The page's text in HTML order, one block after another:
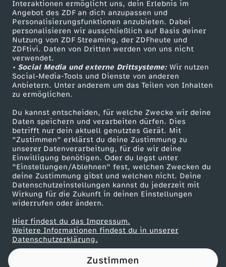
Interaktionen ermöglicht uns, dein Erlebnis im
Angebot des ZDF an dich anzupassen und
Personalisierungsfunktionen anzubieten. Dabei
personalisieren wir ausschließlich auf Basis deiner
Nutzung von ZDF Streaming, der ZDFheute und
ZDFtivi. Daten von Dritten werden von uns nicht
verwendet.
• Social Media und externe Drittsysteme:Wir nutzen
Social-Media-Tools und Dienste von anderen
Anbietern. Unter anderem um das Teilen von Inhalten
zu ermöglichen.
Du kannst entscheiden, für welche Zwecke wir deine
Daten speichern und verarbeiten dürfen. Dies
betrifft nur dein aktuell genutztes Gerät. Mit
"Zustimmen" erklärst du deine Zustimmung zu
unserer Datenverarbeitung, für die wir deine
Einwilligung benötigen. Oder du legst unter
"Einstellungen/Ablehnen" fest, welchen Zwecken du
deine Zustimmung gibst und welchen nicht. Deine
Datenschutzeinstellungen kannst du jederzeit mit
Wirkung für die Zukunft in deinen Einstellungen
widerrufen oder ändern.
Hier findest du das Impressum.
Weitere Informationen findest du in unserer
Datenschutzerklärung.
Zustimmen
h
i
l
f
e
u
n
d
N
a
h
Sendungen A-Z
TV-Programm
Hilfe
ZDF Unternehmen
Karriere
ZDF goes Schule
Werbefernsehen
Mainzelmännchen
Partner